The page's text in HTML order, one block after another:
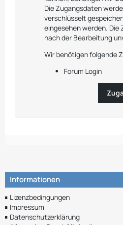
Die Zugangsdaten
verschlüsselt
eingesehen werden.
nach der Bearbeitung
Wir benötigen folgende
Forum Login
Informationen
Lizenzbedingungen
Impressum
Datenschutzerklärung